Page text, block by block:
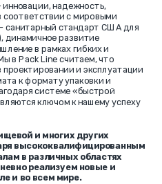
надежность,
соответствии с мировыми
санитарный стандарт США для
динамичное развитие
в рамках гибких и
в Pack Line считаем, что
и эксплуатации
к формату упаковки и
системе «быстрой
ключом к нашему успеху
и многих других
высококвалифицированным
в различных областях
реализуем новые и
и во всем мире.